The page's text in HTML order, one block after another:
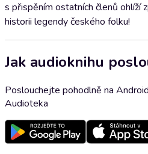
s přispěním ostatních členů ohlíží
historii legendy českého folku!
Jak audioknihu
Poslouchejte pohodlně na
Audioteka